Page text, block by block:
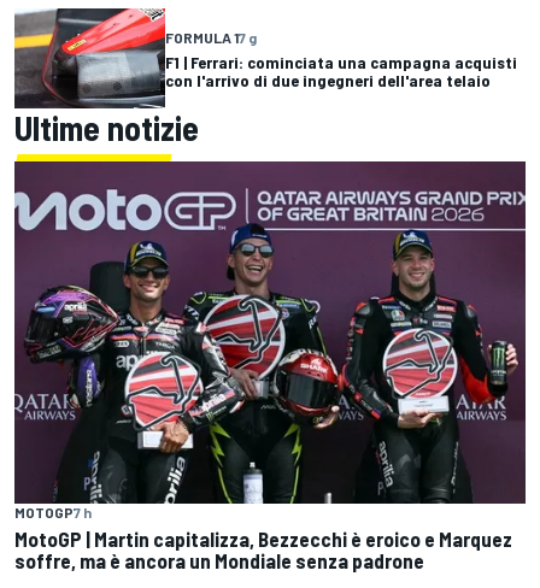
FORMULA 17 g
F1 | Ferrari: cominciata una campagna acquisti
con l'arrivo di due ingegneri dell'area telaio
Ultime notizie
MOTOGP7 h
MotoGP | Martin capitalizza, Bezzecchi è eroico e Marquez
soffre, ma è ancora un Mondiale senza padrone